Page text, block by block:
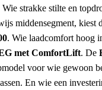
strakke stilte en
middensegment, kiest
. Wie laadcomfort hoog
met ComfortLift. De
voor wie gewoon
En wie een